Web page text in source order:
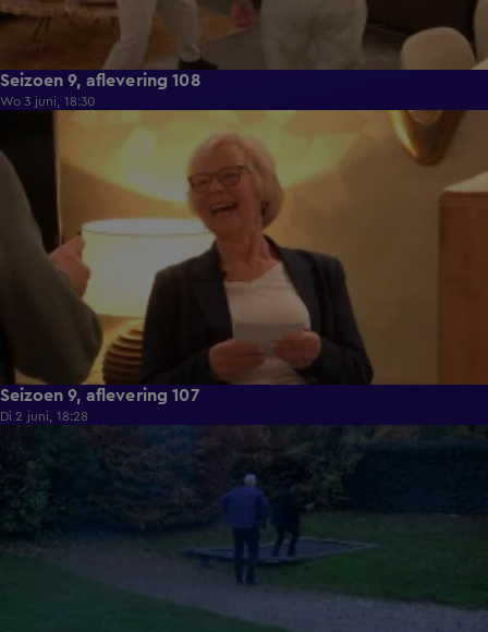
Seizoen 9, aflevering 108
Wo 3 juni, 18:30
Seizoen 9, aflevering 107
Di 2 juni, 18:28